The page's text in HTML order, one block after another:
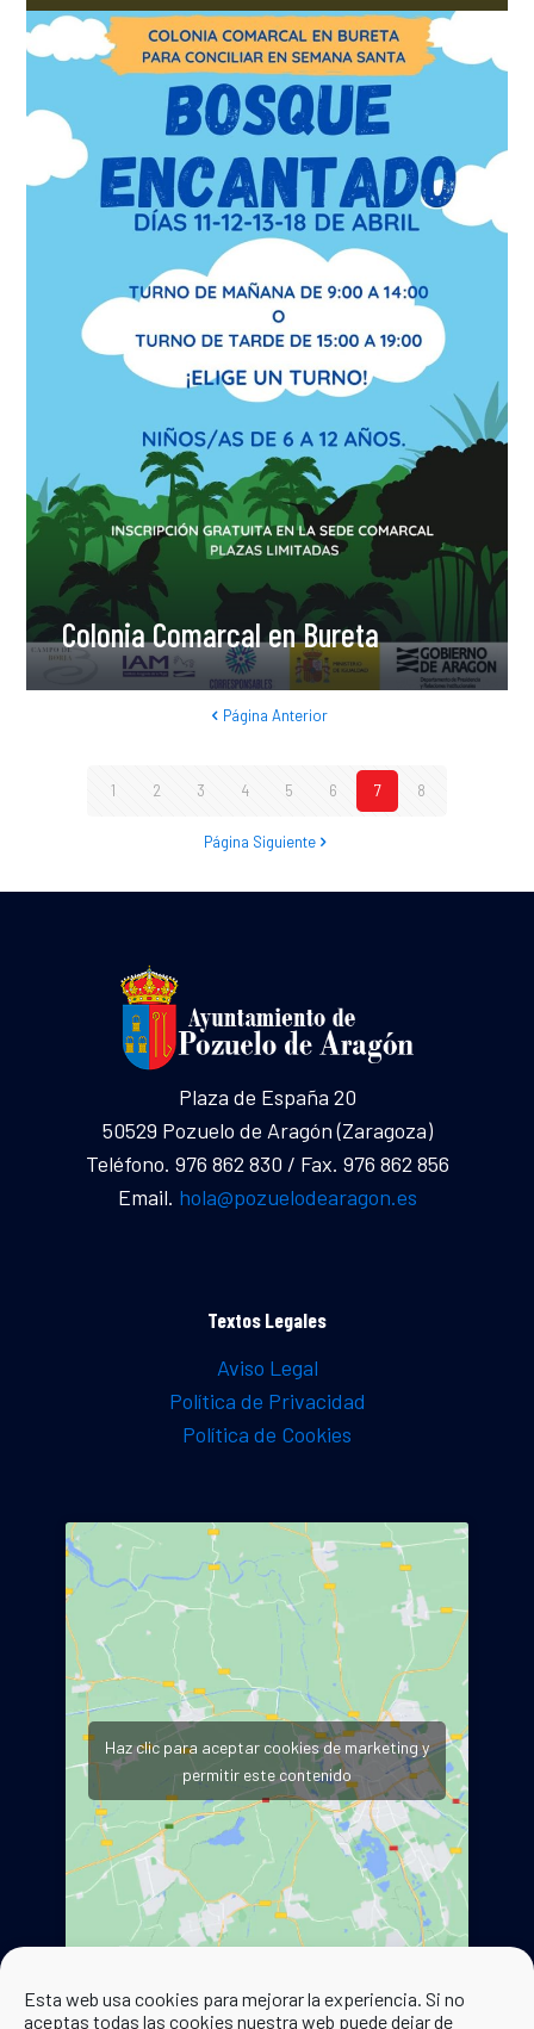
Esta web usa cookies para mejorar la experiencia. Si no
aceptas todas las cookies nuestra web puede dejar de
Colonia Comarcal en Bureta
Página Anterior
1 2 3 4 5 6 7 8
Página Siguiente
Plaza de España 20
50529 Pozuelo de Aragón (Zaragoza)
Teléfono. 976 862 830 / Fax. 976 862 856
Email. hola@pozuelodearagon.es
Textos Legales
Aviso Legal
Política de Privacidad
Política de Cookies
Haz clic para aceptar cookies de marketing y
permitir este contenido